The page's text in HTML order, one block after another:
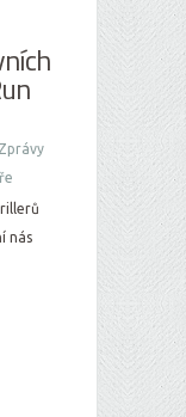
Zprávy
nás